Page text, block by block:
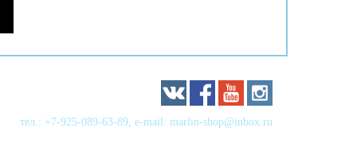
тел.: +7-925-089-63-89, e-mail: marlin-shop@inbox.ru